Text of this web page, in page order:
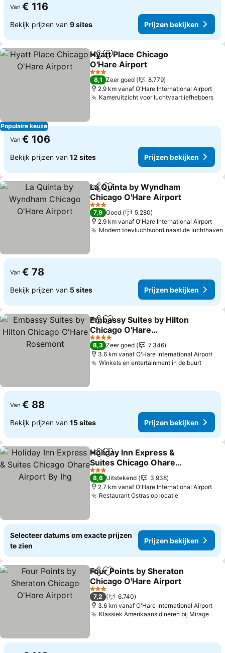
Van € 116
Bekijk prijzen van 9 sites Prijzen bekijken
Populaire keuze
DelenToevoegen aan favorieten
Hyatt Place Chicago
O'Hare Airport
Prijzen bekijken
3 Sterren
8,1 Zeer goed
8.779
2.9 km vanaf O'Hare International Airport
Kameruitzicht voor luchtvaartliefhebbers
Van € 106
Bekijk prijzen van 12 sites Prijzen bekijken
DelenToevoegen aan favorieten
La Quinta by Wyndham
Chicago O'Hare Airport
Prijzen bekijken
3 Sterren
7,9 Goed
5.280
2.9 km vanaf O'Hare International Airport
Modern toevluchtsoord naast de luchthaven
Van € 78
Bekijk prijzen van 5 sites Prijzen bekijken
DelenToevoegen aan favorieten
Embassy Suites by Hilton
Chicago O'Hare
Rosemont
Prijzen bekijken
4 Sterren
8,3 Zeer goed
7.346
3.6 km vanaf O'Hare International Airport
Winkels en entertainment in de buurt
Van € 88
Bekijk prijzen van 15 sites Prijzen bekijken
DelenToevoegen aan favorieten
Holiday Inn Express &
Suites Chicago Ohare
Airport By Ihg
Prijzen bekijken
3 Sterren
8,6 Uitstekend
3.938
2.7 km vanaf O'Hare International Airport
Restaurant Ostras op locatiePrijzen
Selecteer datums om exacte prijzen
te zien
Prijzen bekijken
DelenToevoegen aan favorieten
Four Points by Sheraton
Chicago O'Hare Airport
Prijzen bekijken
3 Sterren
7,2
6.740
3.6 km vanaf O'Hare International Airport
Klassiek Amerikaans dineren bij Mirage